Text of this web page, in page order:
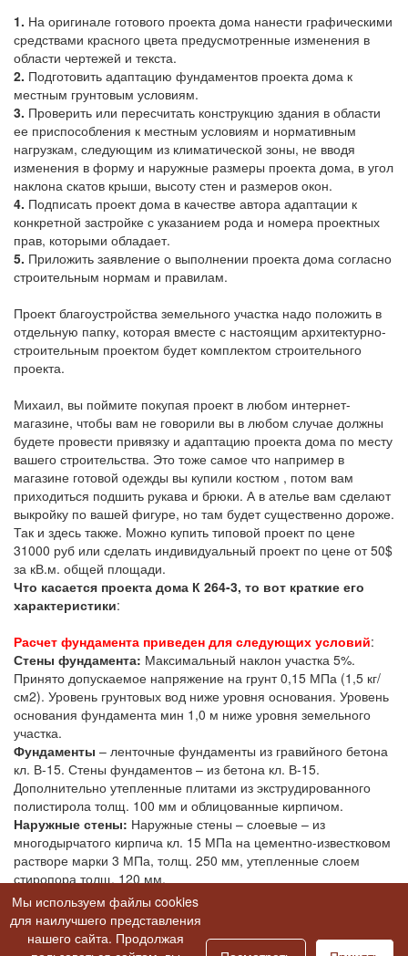
1. На оригинале готового проекта дома нанести графическими
средствами красного цвета предусмотренные изменения в
области чертежей и текста.
2. Подготовить адаптацию фундаментов проекта дома к
местным грунтовым условиям.
3. Проверить или пересчитать конструкцию здания в области
ее приспособления к местным условиям и нормативным
нагрузкам, следующим из климатической зоны, не вводя
изменения в форму и наружные размеры проекта дома, в угол
наклона скатов крыши, высоту стен и размеров окон.
4. Подписать проект дома в качестве автора адаптации к
конкретной застройке с указанием рода и номера проектных
прав, которыми обладает.
5. Приложить заявление о выполнении проекта дома согласно
строительным нормам и правилам.
Проект благоустройства земельного участка надо положить в
отдельную папку, которая вместе с настоящим архитектурно-
строительным проектом будет комплектом строительного
проекта.
Михаил, вы поймите покупая проект в любом интернет-
магазине, чтобы вам не говорили вы в любом случае должны
будете провести привязку и адаптацию проекта дома по месту
вашего строительства. Это тоже самое что например в
магазине готовой одежды вы купили костюм , потом вам
приходиться подшить рукава и брюки. А в ателье вам сделают
выкройку по вашей фигуре, но там будет существенно дороже.
Так и здесь также. Можно купить типовой проект по цене
31000 руб или сделать индивидуальный проект по цене от 50$
за кВ.м. общей площади.
Что касается проекта дома К 264-3, то вот краткие его
характеристики:
Расчет фундамента приведен для следующих условий:
Стены фундамента: Максимальный наклон участка 5%.
Принято допускаемое напряжение на грунт 0,15 МПа (1,5 кг/
см2). Уровень грунтовых вод ниже уровня основания. Уровень
основания фундамента мин 1,0 м ниже уровня земельного
участка.
Фундаменты – ленточные фундаменты из гравийного бетона
кл. В-15. Стены фундаментов – из бетона кл. В-15.
Дополнительно утепленные плитами из экструдированного
полистирола толщ. 100 мм и облицованные кирпичом.
Наружные стены: Наружные стены – слоевые – из
многодырчатого кирпича кл. 15 МПа на цементно-известковом
растворе марки 3 МПа, толщ. 250 мм, утепленные слоем
стиропора толщ. 120 мм.
Перейти к обсуждению на форуме >>
Мы используем файлы cookies
для наилучшего представления
нашего сайта. Продолжая